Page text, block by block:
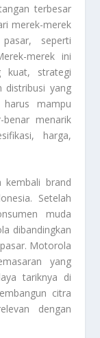
terbesar
merek-merek
seperti
merek ini
kuat, strategi
distribusi yang
mampu
menarik
harga,
kembali brand
Setelah
muda
dibandingkan
Motorola
yang
tariknya di
citra
dengan